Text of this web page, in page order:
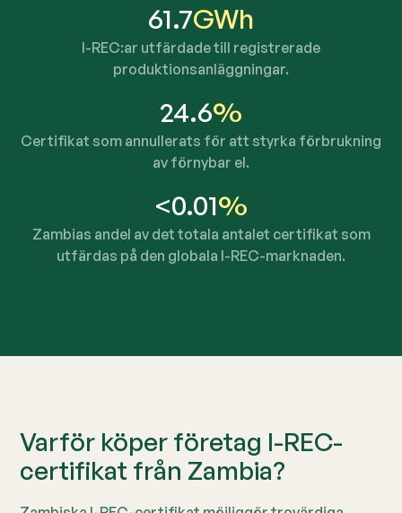
61.7GWh
I-REC:ar utfärdade till registrerade
produktionsanläggningar.
24.6%
Certifikat som annullerats för att styrka förbrukning
av förnybar el.
<0.01%
Zambias andel av det totala antalet certifikat som
utfärdas på den globala I-REC-marknaden.
Varför köper företag I-REC-
certifikat från Zambia?